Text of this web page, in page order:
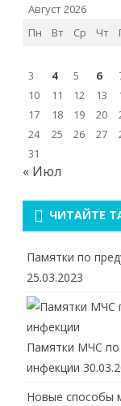
Август 2026
Пн
Вт Ср Чт
3
4 5 6
10
11 12 13
17
18 19 20
24
25 26 27
31
« Июл
ЧИТАЙТЕ
Памятки по
25.03.2023
Памятки МЧС по
инфекции
Новые способы